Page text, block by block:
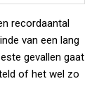
recordaantal
van een lang
gevallen gaat
of het wel zo